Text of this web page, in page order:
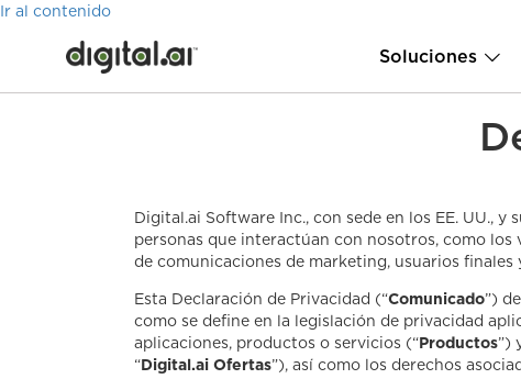
Ir al contenido
Soluciones
Digital.ai Software Inc., con sede en los EE. UU., y
personas que interactúan con nosotros, como
de comunicaciones de marketing, usuarios finales
Esta Declaración de Privacidad (“Comunicado”)
como se define en la legislación de privacidad
aplicaciones, productos o servicios (“Productos”)
“Digital.ai Ofertas”), así como los derechos